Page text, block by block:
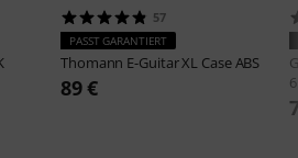
57
PASST GARANTIERT
Thomann E-Guitar XL Case ABS
89 €